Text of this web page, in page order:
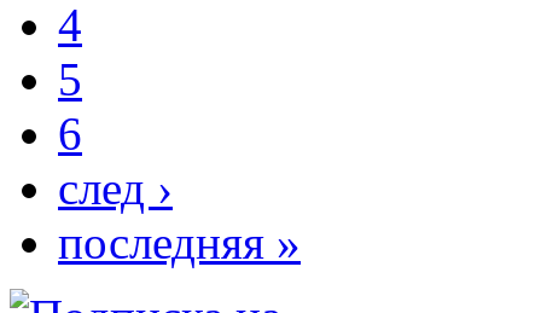
4
5
6
след ›
последняя »